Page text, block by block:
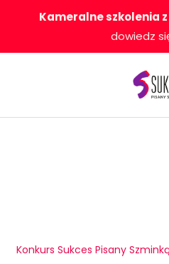
Kameralne szkolenia
dowiedz
Konkurs Sukces Pisany
Strona główna
Konkurs Sukces